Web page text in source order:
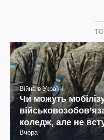
Війна в Україні
Чи можуть
коледж, але не
пояснення юриста
Вчора